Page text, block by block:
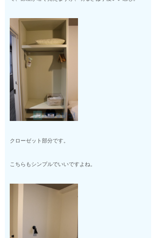
クローゼット部分です。
こちらもシンプルでいいですよね。